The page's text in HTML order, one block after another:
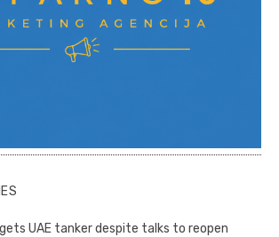
UAE tanker despite talks to reopen